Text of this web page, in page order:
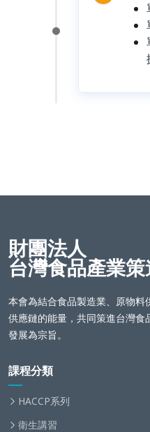
財團法人
台灣食品產業
本會為結合食品製造業、原物
供應鏈的能量，共同策進台灣
發展為宗旨。
課程分類
HACCP系列
衛生講習